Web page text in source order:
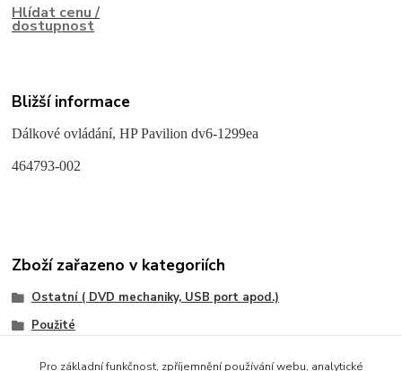
Hlídat cenu /
dostupnost
Bližší informace
Dálkové ovládání, HP Pavilion dv6-1299ea
464793-002
Zboží zařazeno v kategoriích
Ostatní ( DVD mechaniky, USB port apod.)
Použité
Pro základní funkčnost, zpříjemnění používání webu, analytické